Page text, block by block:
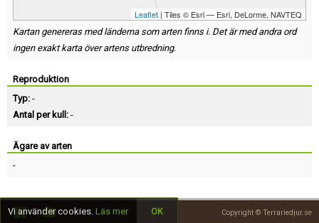
Leaflet | Tiles © Esri — Esri, DeLorme, NAVTEQ
Kartan genereras med länderna som arten finns i. Det är med andra ord
ingen exakt karta över artens utbredning.
Reproduktion
Typ: -
Antal per kull: -
Ägare av arten
-
Copyright © Terrariedjur.se
Vi använder cookies. Läs mer OK